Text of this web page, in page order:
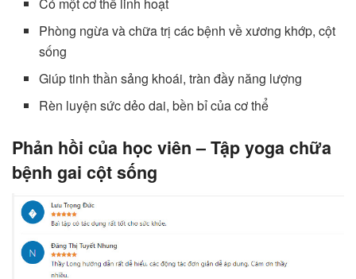
Có một cơ thể linh hoạt
Phòng ngừa và chữa trị các bệnh về xương khớp, cột
sống
Giúp tinh thần sảng khoái, tràn đầy năng lượng
Rèn luyện sức dẻo dai, bền bỉ của cơ thể
Phản hồi của học viên – Tập yoga chữa
bệnh gai cột sống